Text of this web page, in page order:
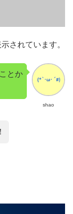
されています。
shao
とか